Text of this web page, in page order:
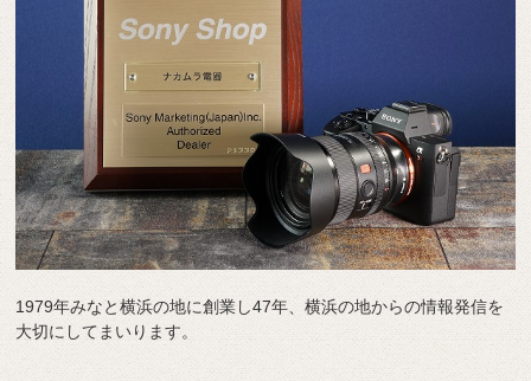
1979年みなと横浜の地に創業し47年、横浜の地からの情報発信を
大切にしてまいります。